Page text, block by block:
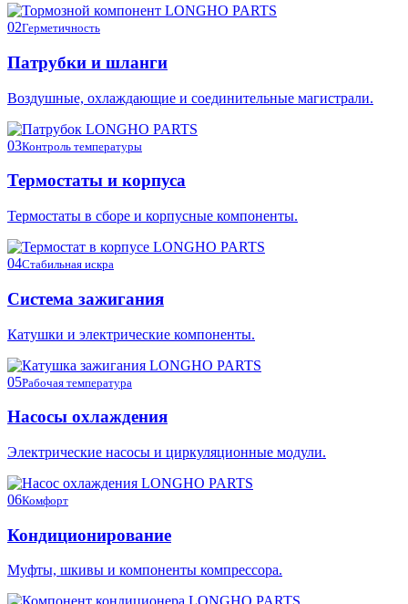
02Герметичность
Патрубки и шланги
Воздушные, охлаждающие и соединительные магистрали.
03Контроль температуры
Термостаты и корпуса
Термостаты в сборе и корпусные компоненты.
04Стабильная искра
Система зажигания
Катушки и электрические компоненты.
05Рабочая температура
Насосы охлаждения
Электрические насосы и циркуляционные модули.
06Комфорт
Кондиционирование
Муфты, шкивы и компоненты компрессора.